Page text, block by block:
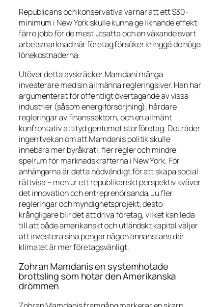
Republicans och konservativa varnar att ett $30-
minimum i New York skulle kunna ge liknande effekt:
färre jobb för de mest utsatta och en växande svart
arbetsmarknad när företag försöker kringgå de höga
lönekostnaderna.
Utöver detta avskräcker Mamdani många
investerare med sin allmänna regleringsiver. Han har
argumenterat för offentligt övertagande av vissa
industrier (såsom energiförsörjning), hårdare
regleringar av finanssektorn, och en allmänt
konfrontativ attityd gentemot storföretag. Det råder
ingen tvekan om att Mamdanis politik skulle
innebära mer byråkrati, fler regler och mindre
spelrum för marknadskrafterna i New York. För
anhängarna är detta nödvändigt för att skapa social
rättvisa – men ur ett republikanskt perspektiv kväver
det innovation och entreprenörsanda. Ju fler
regleringar och myndighetsprojekt, desto
krångligare blir det att driva företag, vilket kan leda
till att både amerikanskt och utländskt kapital väljer
att investera sina pengar någon annanstans där
klimatet är mer företagsvänligt.
Zohran Mamdanis en systemhotade
brottsling som hotar den Amerikanska
drömmen